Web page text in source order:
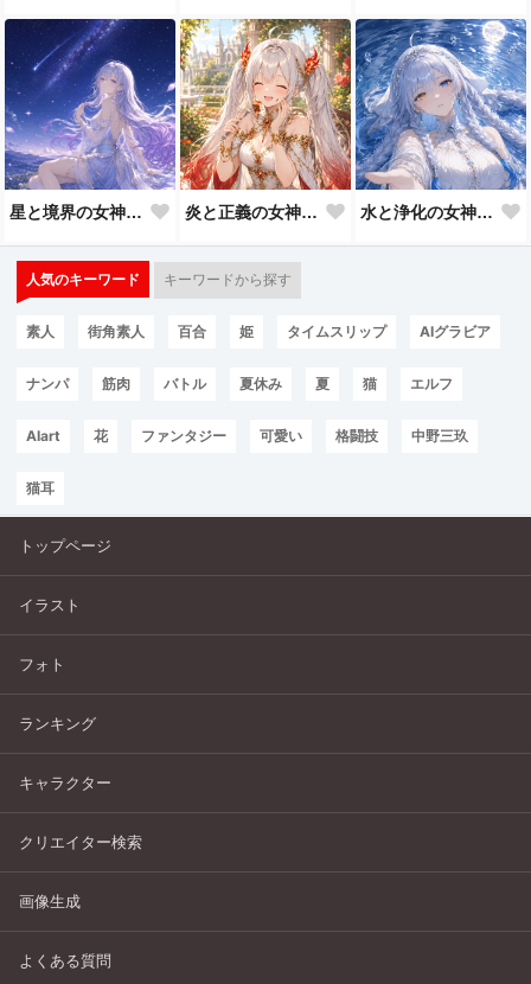
星と境界の女神アストリス 炎と正義の女神ティセリア 水と浄化の女神ミレイア
人気のキーワード キーワードから探す
素人 街角素人 百合 姫 タイムスリップ AIグラビア
ナンパ 筋肉 バトル 夏休み 夏 猫 エルフ
AIart 花 ファンタジー 可愛い 格闘技 中野三玖
猫耳
トップページ
イラスト
フォト
ランキング
キャラクター
クリエイター検索
画像生成
よくある質問